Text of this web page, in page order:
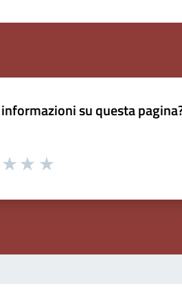
su questa